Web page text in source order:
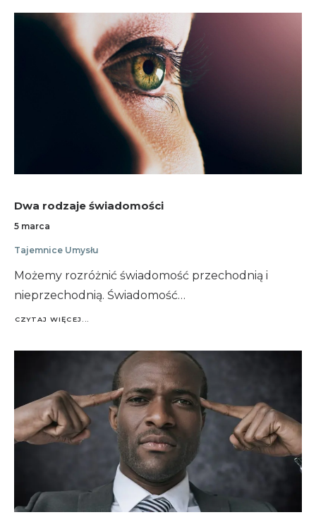
Dwa rodzaje świadomości
5 marca
Tajemnice Umysłu
Możemy rozróżnić świadomość przechodnią i
nieprzechodnią. Świadomość…
CZYTAJ WIĘCEJ...